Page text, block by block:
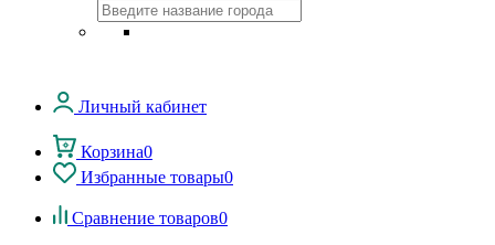
Личный кабинет
Корзина0
Избранные товары0
Сравнение товаров0